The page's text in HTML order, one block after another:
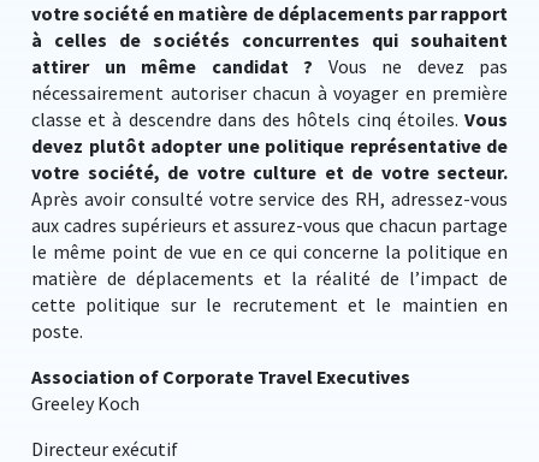
votre société en matière de déplacements par rapport
à celles de sociétés concurrentes qui souhaitent
attirer un même candidat ? Vous ne devez pas
nécessairement autoriser chacun à voyager en première
classe et à descendre dans des hôtels cinq étoiles. Vous
devez plutôt adopter une politique représentative de
votre société, de votre culture et de votre secteur.
Après avoir consulté votre service des RH, adressez-vous
aux cadres supérieurs et assurez-vous que chacun partage
le même point de vue en ce qui concerne la politique en
matière de déplacements et la réalité de l’impact de
cette politique sur le recrutement et le maintien en
poste.
Association of Corporate Travel Executives
Greeley Koch
Directeur exécutif